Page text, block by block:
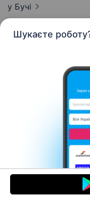
Шукаєте
у Бучі
Контакти